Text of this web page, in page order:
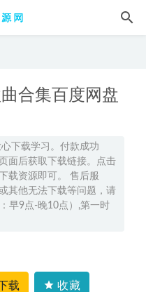
合集百度网盘
下载学习。付款成功
面后获取下载链接。点击
载资源即可。 售后服
其他无法下载等问题，请
早9点-晚10点）,第一时
载 收藏
业管理+合同范本+管理制
打包下载
2021-10-09
三英语a班高考二轮复习视
+课堂笔记高考英语二三轮